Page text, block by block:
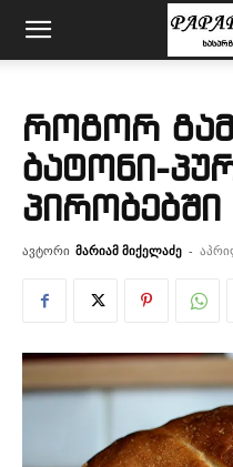
როგორ
ბატონი-
პირობებში
ავტორი მარიამ მიქელაძე -